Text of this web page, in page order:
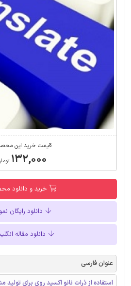
قیمت خرید این
۱۳۲,۰۰۰
خرید و دانلود
دانلود رایگان
دانلود مقاله
عنوان فارسی
استفاده از ذرات نانو اکسید روی برای